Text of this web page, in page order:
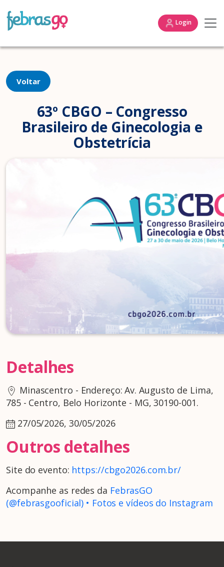
Login
Voltar
63º CBGO – Congresso
Brasileiro de Ginecologia e
Obstetrícia
Detalhes
Minascentro - Endereço: Av. Augusto de Lima,
785 - Centro, Belo Horizonte - MG, 30190-001.
27/05/2026, 30/05/2026
Outros detalhes
Site do evento: https://cbgo2026.com.br/
Acompanhe as redes da FebrasGO
(@febrasgooficial) • Fotos e vídeos do Instagram